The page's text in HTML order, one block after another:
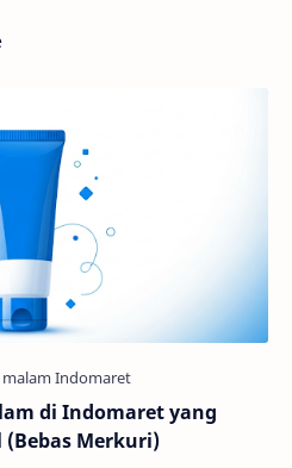
di Indomaret yang
Merkuri)